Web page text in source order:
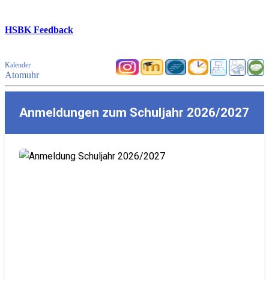
HSBK Feedback
Kalender
Atomuhr
Anmeldungen zum Schuljahr 2026/2027